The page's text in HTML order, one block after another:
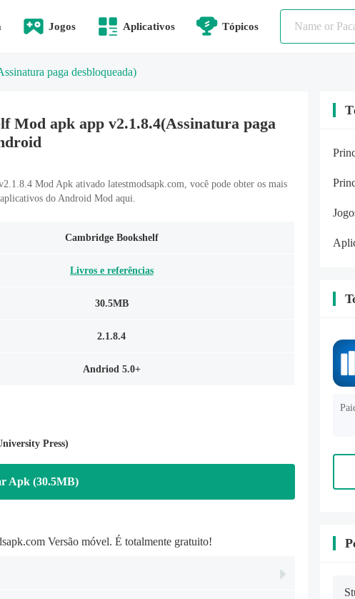
Jogos Aplicativos Tópicos
paga desbloqueada)
Mod apk app v2.1.8.4(Assinatura paga
Mod Apk ativado latestmodsapk.com, você pode obter os mais
do Android Mod aqui.
Cambridge Bookshelf
Livros e referências
30.5MB
2.1.8.4
Andriod 5.0+
Press)
Apk (30.5MB)
Versão móvel. É totalmente gratuito!